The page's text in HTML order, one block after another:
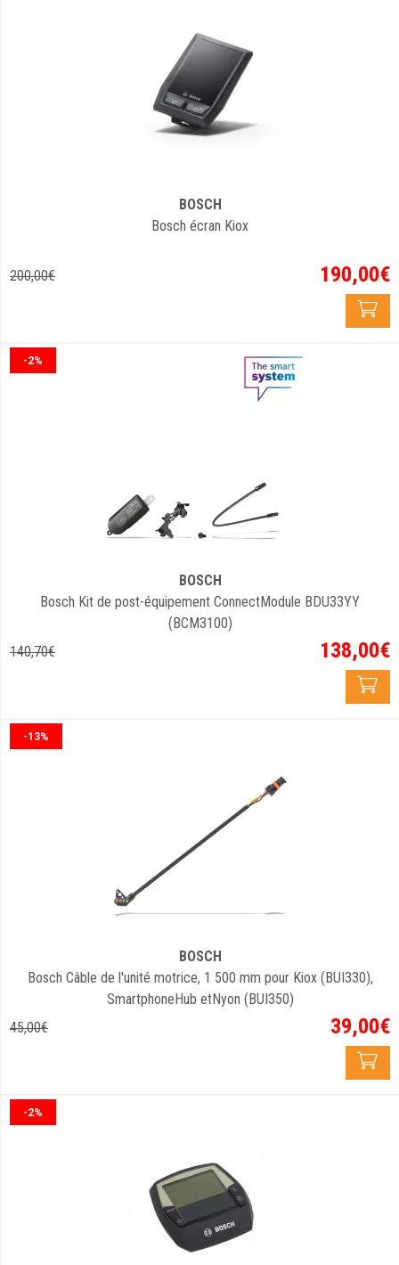
BOSCH
Bosch écran Kiox
200,00€ 190,00€
-2%
BOSCH
Bosch Kit de post-équipement ConnectModule BDU33YY
(BCM3100)
140,70€ 138,00€
-13%
BOSCH
Bosch Câble de l'unité motrice, 1 500 mm pour Kiox (BUI330),
SmartphoneHub etNyon (BUI350)
45,00€ 39,00€
-2%